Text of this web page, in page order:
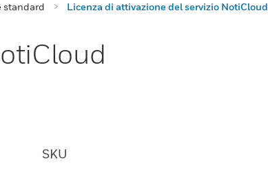
standard Licenza di attivazione del servizio NotiCloud
SKU